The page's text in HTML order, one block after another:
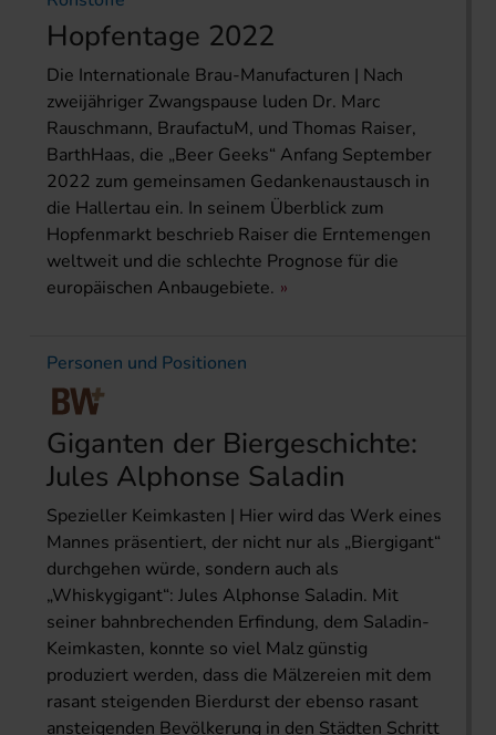
Hopfentage 2022
Die Internationale Brau-Manufacturen | Nach
zweijähriger Zwangspause luden Dr. Marc
Rauschmann, BraufactuM, und Thomas Raiser,
BarthHaas, die „Beer Geeks“ Anfang September
2022 zum gemeinsamen Gedankenaustausch in
die Hallertau ein. In seinem Überblick zum
Hopfenmarkt beschrieb Raiser die Erntemengen
weltweit und die schlechte Prognose für die
europäischen Anbaugebiete.
Personen und Positionen
Giganten der Biergeschichte:
Jules Alphonse Saladin
Spezieller Keimkasten | Hier wird das Werk eines
Mannes präsentiert, der nicht nur als „Biergigant“
durchgehen würde, sondern auch als
„Whiskygigant“: Jules Alphonse Saladin. Mit
seiner bahnbrechenden Erfindung, dem Saladin-
Keimkasten, konnte so viel Malz günstig
produziert werden, dass die Mälzereien mit dem
rasant steigenden Bierdurst der ebenso rasant
ansteigenden Bevölkerung in den Städten Schritt